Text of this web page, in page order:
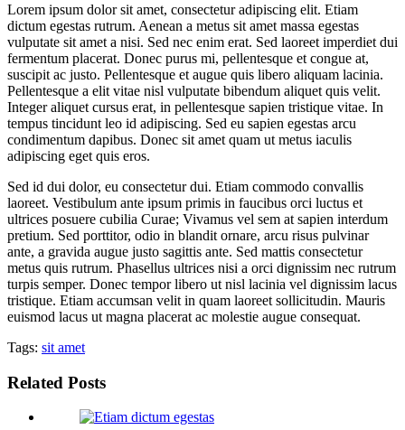
Lorem ipsum dolor sit amet, consectetur adipiscing elit. Etiam
dictum egestas rutrum. Aenean a metus sit amet massa egestas
vulputate sit amet a nisi. Sed nec enim erat. Sed laoreet imperdiet dui
fermentum placerat. Donec purus mi, pellentesque et congue at,
suscipit ac justo. Pellentesque et augue quis libero aliquam lacinia.
Pellentesque a elit vitae nisl vulputate bibendum aliquet quis velit.
Integer aliquet cursus erat, in pellentesque sapien tristique vitae. In
tempus tincidunt leo id adipiscing. Sed eu sapien egestas arcu
condimentum dapibus. Donec sit amet quam ut metus iaculis
adipiscing eget quis eros.
Sed id dui dolor, eu consectetur dui. Etiam commodo convallis
laoreet. Vestibulum ante ipsum primis in faucibus orci luctus et
ultrices posuere cubilia Curae; Vivamus vel sem at sapien interdum
pretium. Sed porttitor, odio in blandit ornare, arcu risus pulvinar
ante, a gravida augue justo sagittis ante. Sed mattis consectetur
metus quis rutrum. Phasellus ultrices nisi a orci dignissim nec rutrum
turpis semper. Donec tempor libero ut nisl lacinia vel dignissim lacus
tristique. Etiam accumsan velit in quam laoreet sollicitudin. Mauris
euismod lacus ut magna placerat ac molestie augue consequat.
Tags: sit amet
Related Posts